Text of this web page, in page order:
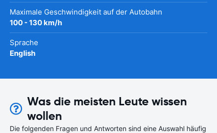
Maximale Geschwindigkeit auf der Autobahn
100 - 130 km/h
Sprache
English
Was die meisten Leute wissen
wollen
Die folgenden Fragen und Antworten sind eine Auswahl häufig